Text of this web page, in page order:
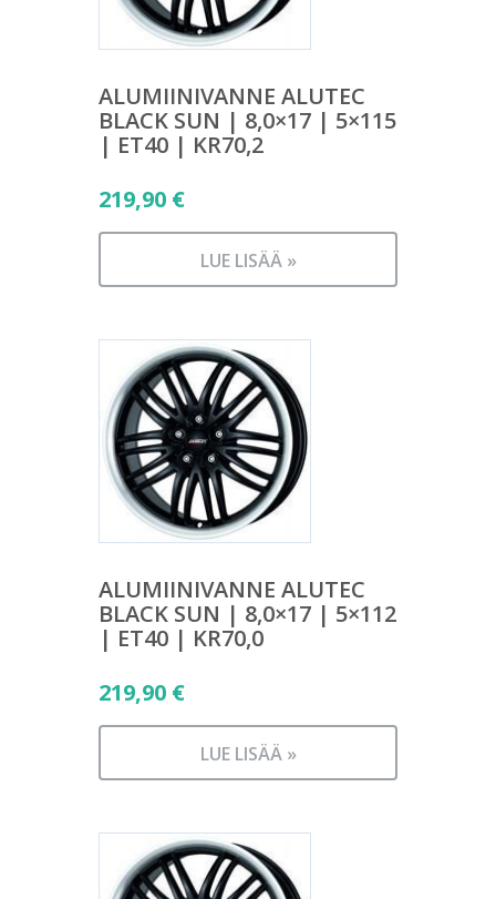
ALUMIINIVANNE ALUTEC
BLACK SUN | 8,0×17 | 5×115
| ET40 | KR70,2
219,90 €
LUE LISÄÄ »
ALUMIINIVANNE ALUTEC
BLACK SUN | 8,0×17 | 5×112
| ET40 | KR70,0
219,90 €
LUE LISÄÄ »